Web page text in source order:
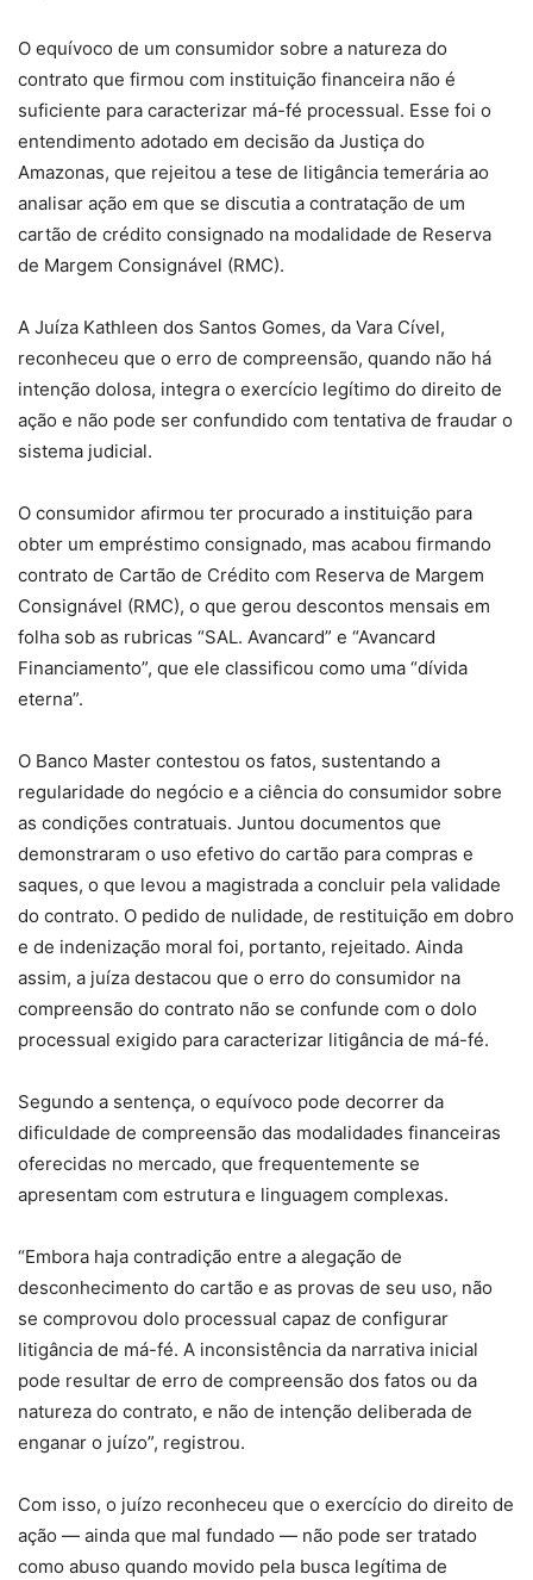
O equívoco de um consumidor sobre a natureza do
contrato que firmou com instituição financeira não é
suficiente para caracterizar má-fé processual. Esse foi o
entendimento adotado em decisão da Justiça do
Amazonas, que rejeitou a tese de litigância temerária ao
analisar ação em que se discutia a contratação de um
cartão de crédito consignado na modalidade de Reserva
de Margem Consignável (RMC).
A Juíza Kathleen dos Santos Gomes, da Vara Cível,
reconheceu que o erro de compreensão, quando não há
intenção dolosa, integra o exercício legítimo do direito de
ação e não pode ser confundido com tentativa de fraudar o
sistema judicial.
O consumidor afirmou ter procurado a instituição para
obter um empréstimo consignado, mas acabou firmando
contrato de Cartão de Crédito com Reserva de Margem
Consignável (RMC), o que gerou descontos mensais em
folha sob as rubricas “SAL. Avancard” e “Avancard
Financiamento”, que ele classificou como uma “dívida
eterna”.
O Banco Master contestou os fatos, sustentando a
regularidade do negócio e a ciência do consumidor sobre
as condições contratuais. Juntou documentos que
demonstraram o uso efetivo do cartão para compras e
saques, o que levou a magistrada a concluir pela validade
do contrato. O pedido de nulidade, de restituição em dobro
e de indenização moral foi, portanto, rejeitado. Ainda
assim, a juíza destacou que o erro do consumidor na
compreensão do contrato não se confunde com o dolo
processual exigido para caracterizar litigância de má-fé.
Segundo a sentença, o equívoco pode decorrer da
dificuldade de compreensão das modalidades financeiras
oferecidas no mercado, que frequentemente se
apresentam com estrutura e linguagem complexas.
“Embora haja contradição entre a alegação de
desconhecimento do cartão e as provas de seu uso, não
se comprovou dolo processual capaz de configurar
litigância de má-fé. A inconsistência da narrativa inicial
pode resultar de erro de compreensão dos fatos ou da
natureza do contrato, e não de intenção deliberada de
enganar o juízo”, registrou.
Com isso, o juízo reconheceu que o exercício do direito de
ação — ainda que mal fundado — não pode ser tratado
como abuso quando movido pela busca legítima de